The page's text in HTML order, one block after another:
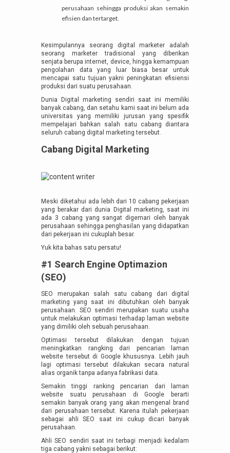
perusahaan sehingga produksi akan semakin
efisien dan tertarget.
Kesimpulannya seorang digital marketer adalah
seorang marketer tradisional yang diberikan
senjata berupa internet, device, hingga kemampuan
pengolahan data yang luar biasa besar untuk
mencapai satu tujuan yakni peningkatan efisiensi
produksi dari suatu perusahaan.
Dunia Digital marketing sendiri saat ini memiliki
banyak cabang, dan setahu kami saat ini belum ada
universitas yang memiliki jurusan yang spesifik
mempelajari bahkan salah satu cabang diantara
seluruh cabang digital marketing tersebut.
Cabang Digital Marketing
Meski diketahui ada lebih dari 10 cabang pekerjaan
yang berakar dari dunia Digital marketing, saat ini
ada 3 cabang yang sangat digemari oleh banyak
perusahaan sehingga penghasilan yang didapatkan
dari pekerjaan ini cukuplah besar.
Yuk kita bahas satu persatu!
#1 Search Engine Optimazion
(SEO)
SEO merupakan salah satu cabang dari digital
marketing yang saat ini dibutuhkan oleh banyak
perusahaan. SEO sendiri merupakan suatu usaha
untuk melakukan optimasi terhadap laman website
yang dimiliki oleh sebuah perusahaan.
Optimasi tersebut dilakukan dengan tujuan
meningkatkan rangking dari pencarian laman
website tersebut di Google khususnya. Lebih jauh
lagi optimasi tersebut dilakukan secara natural
alias organik tanpa adanya fabrikasi data.
Semakin tinggi ranking pencarian dari laman
website suatu perusahaan di Google berarti
semakin banyak orang yang akan mengenal brand
dari perusahaan tersebut. Karena itulah pekerjaan
sebagai ahli SEO saat ini cukup dicari banyak
perusahaan.
Ahli SEO sendiri saat ini terbagi menjadi kedalam
tiga cabang yakni sebagai berikut: